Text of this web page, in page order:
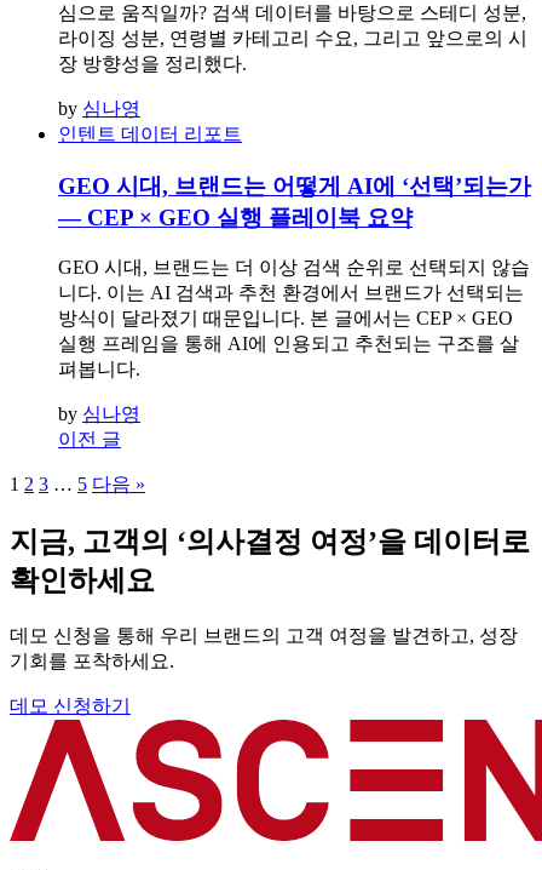
심으로 움직일까? 검색 데이터를 바탕으로 스테디 성분,
라이징 성분, 연령별 카테고리 수요, 그리고 앞으로의 시
장 방향성을 정리했다.
by 심나영
인텐트 데이터 리포트
GEO 시대, 브랜드는 어떻게 AI에 ‘선택’되는가
— CEP × GEO 실행 플레이북 요약
GEO 시대, 브랜드는 더 이상 검색 순위로 선택되지 않습
니다. 이는 AI 검색과 추천 환경에서 브랜드가 선택되는
방식이 달라졌기 때문입니다. 본 글에서는 CEP × GEO
실행 프레임을 통해 AI에 인용되고 추천되는 구조를 살
펴봅니다.
by 심나영
글
탐
색
이전 글
1 2 3 … 5 다음 »
지금, 고객의 ‘의사결정 여정’을 데이터로
확인하세요
데모 신청을 통해 우리 브랜드의 고객 여정을 발견하고, 성장
기회를 포착하세요.
데모 신청하기